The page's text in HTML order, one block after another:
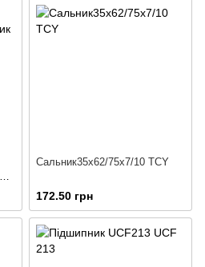
Сальник35х62/75х7/10 ТСY
172.50 грн